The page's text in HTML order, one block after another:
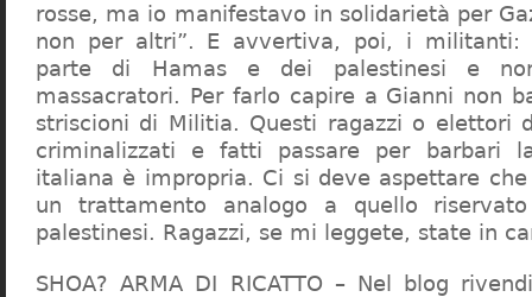
rosse, ma io manifestavo in solidarietà per
non per altri”. E avvertiva, poi, i militanti:
parte di Hamas e dei palestinesi e
massacratori. Per farlo capire a Gianni non
striscioni di Militia. Questi ragazzi o elettori
criminalizzati e fatti passare per barbari
italiana è impropria. Ci si deve aspettare
un trattamento analogo a quello
palestinesi. Ragazzi, se mi leggete, state in
SHOA? ARMA DI RICATTO – Nel blog